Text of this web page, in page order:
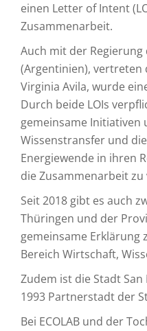
einen Letter of Intent
Zusammenarbeit.
Auch mit der
(Argentinien), vertreten
Virginia Avila, wurde
Durch beide LOIs
gemeinsame Initiativen
Wissenstransfer und
Energiewende in ihren
die Zusammenarbeit zu
Seit 2018 gibt es auch
Thüringen und der
gemeinsame Erklärung
Bereich Wirtschaft,
Zudem ist die Stadt
1993 Partnerstadt der
Bei ECOLAB und der